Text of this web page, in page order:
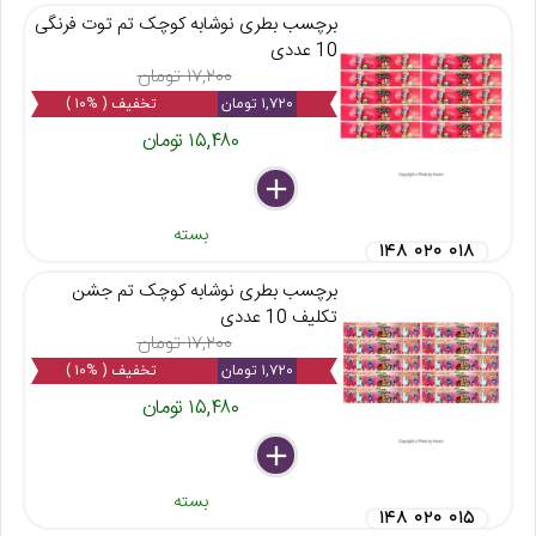
برچسب بطری نوشابه کوچک تم توت فرنگی
10 عددی
۱۷,۲۰۰ تومان
۱,۷۲۰ تومان تخفیف ( %۱۰ )
۱۵,۴۸۰ تومان
delete
remove
add
بسته
۱۴۸ ۰۲۰ ۰۱۸
برچسب بطری نوشابه کوچک تم جشن
تکلیف 10 عددی
۱۷,۲۰۰ تومان
۱,۷۲۰ تومان تخفیف ( %۱۰ )
۱۵,۴۸۰ تومان
delete
remove
add
بسته
۱۴۸ ۰۲۰ ۰۱۵